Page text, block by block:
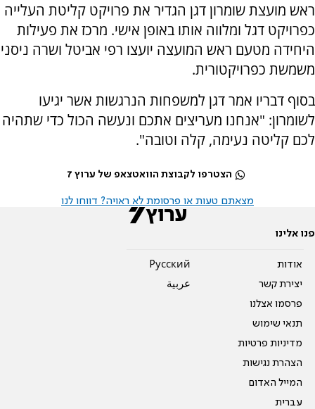
ראש מועצת שומרון דגן הגדיר את פרויקט קליטת העלייה
כפרויקט דגל ומלווה אותו באופן אישי. מרכז את פעילות
היחידה מטעם ראש המועצה יועצו רפי אביטל ושרה ניסני
משמשת כפרויקטורית.
בסוף דבריו אמר דגן למשפחות הנרגשות אשר יגיעו
לשומרון: "אנחנו מעריצים אתכם ונעשה הכול כדי שתהיה
לכם קליטה נעימה, קלה וטובה".
הצטרפו לקבוצת הוואטצאפ של ערוץ 7
מצאתם טעות או פרסומת לא ראויה? דווחו לנו
פנו אלינו
אודות
יצירת קשר
פרסמו אצלנו
תנאי שימוש
מדיניות פרטיות
הצהרת נגישות
המייל האדום
עברית
Pусский
عربية